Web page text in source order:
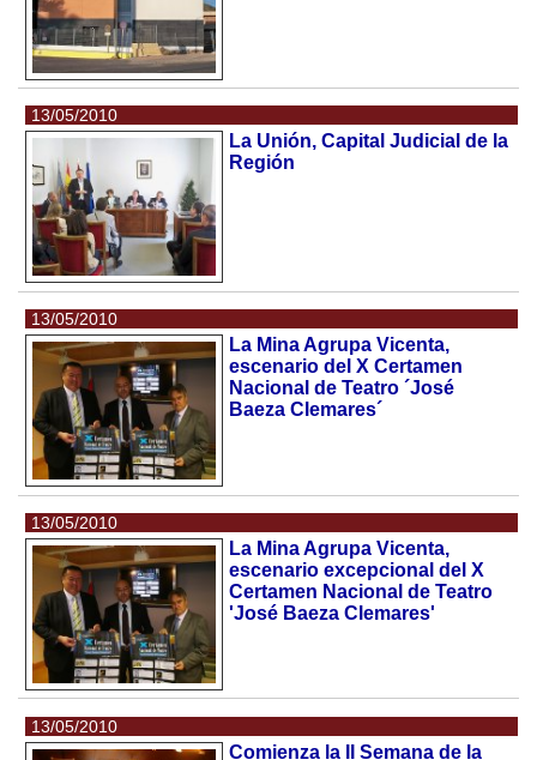
13/05/2010
La Unión, Capital Judicial de la
Región
13/05/2010
La Mina Agrupa Vicenta,
escenario del X Certamen
Nacional de Teatro ´José
Baeza Clemares´
13/05/2010
La Mina Agrupa Vicenta,
escenario excepcional del X
Certamen Nacional de Teatro
'José Baeza Clemares'
13/05/2010
Comienza la II Semana de la